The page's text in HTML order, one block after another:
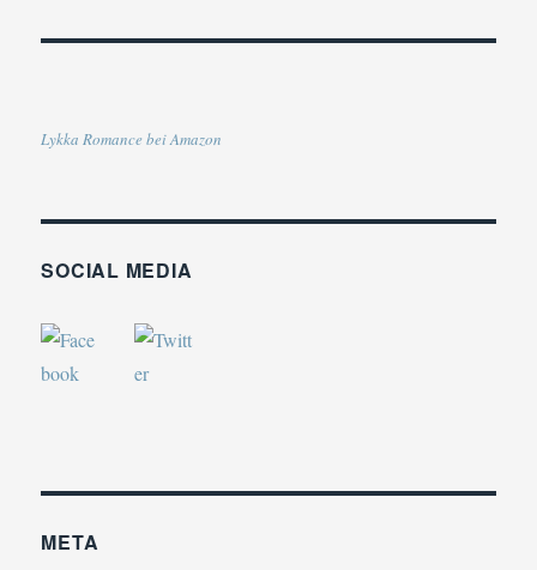
Lykka Romance bei Amazon
SOCIAL MEDIA
META